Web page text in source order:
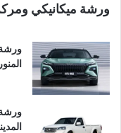
ورشة ميكانيكي ومركز
ورشة